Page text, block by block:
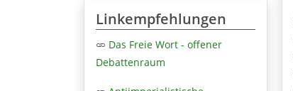
Linkempfehlungen
Das Freie Wort - offener
Debattenraum